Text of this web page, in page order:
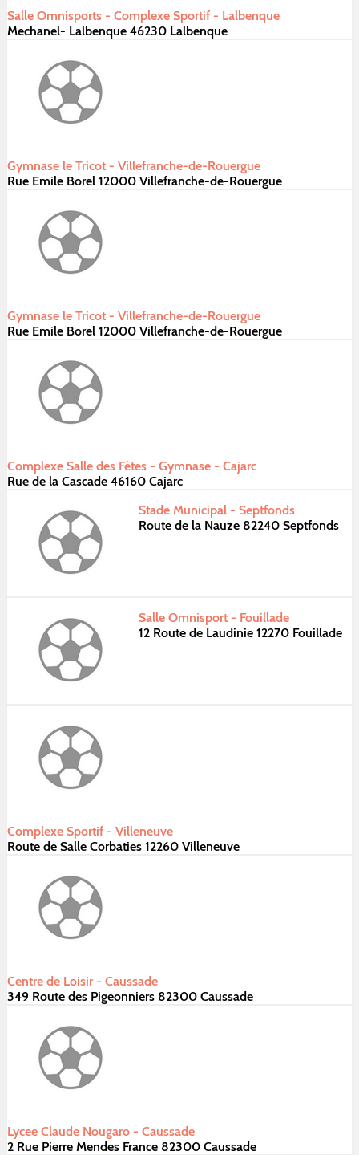
Salle Omnisports - Complexe Sportif - Lalbenque
Mechanel- Lalbenque 46230 Lalbenque
Gymnase le Tricot - Villefranche-de-Rouergue
Rue Emile Borel 12000 Villefranche-de-Rouergue
Gymnase le Tricot - Villefranche-de-Rouergue
Rue Emile Borel 12000 Villefranche-de-Rouergue
Complexe Salle des Fêtes - Gymnase - Cajarc
Rue de la Cascade 46160 Cajarc
Stade Municipal - Septfonds
Route de la Nauze 82240 Septfonds
Salle Omnisport - Fouillade
12 Route de Laudinie 12270 Fouillade
Complexe Sportif - Villeneuve
Route de Salle Corbaties 12260 Villeneuve
Centre de Loisir - Caussade
349 Route des Pigeonniers 82300 Caussade
Lycee Claude Nougaro - Caussade
2 Rue Pierre Mendes France 82300 Caussade